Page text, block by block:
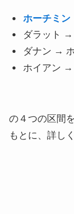
ホーチミ
ダラット →
ダナン →
ホイアン →
の４つの区間
もとに、詳し